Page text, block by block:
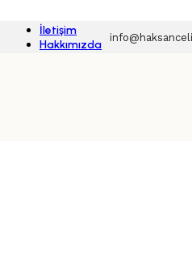
İletişim
Hakkımızda